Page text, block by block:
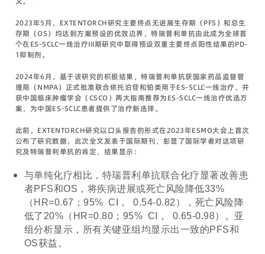
2023年5月，EXTENTORCH研究主要终点无进展生存期（PFS）和总生
存期（OS）均达到方案预设的优效边界，特瑞普利单抗由此成为全球首
个在ES-SCLC一线治疗III期研究中取得预设双重主要终点阳性结果的PD-
1抑制剂。
2024年6月，基于该研究的积极结果，特瑞普利单抗获国家药品监督管
理局（NMPA）正式批准联合依托泊苷和铂类用于ES-SCLC一线治疗，并
获中国临床肿瘤学会（CSCO）两大指南推荐为ES-SCLC一线治疗优选方
案，为中国ES-SCLC患者提供了治疗新选择。
此前，EXTENTORCH研究以口头报告的形式在2023年ESMO大会上首次
公布了研究数据，此次全文发表于国际期刊，彰显了国际学者对这项研
究及特瑞普利单抗的肯定，结果显示：
与单纯化疗相比，特瑞普利单抗联合化疗显著改善患
者PFS和OS，将疾病进展或死亡风险降低33%
（HR=0.67；95% CI， 0.54-0.82），死亡风险降
低了20%（HR=0.80；95% CI， 0.65-0.98）。亚
组分析显示，所有关键亚组均显示出一致的PFS和
OS获益。